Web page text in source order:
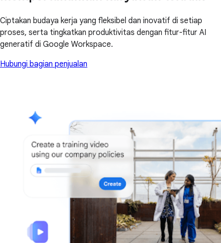
Ciptakan budaya kerja yang fleksibel dan inovatif di setiap
proses, serta tingkatkan produktivitas dengan fitur-fitur AI
generatif di Google Workspace.
Hubungi bagian penjualan